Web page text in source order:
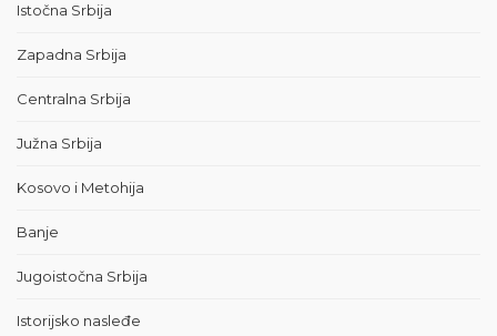
Istočna Srbija
Zapadna Srbija
Centralna Srbija
Južna Srbija
Kosovo i Metohija
Banje
Jugoistočna Srbija
Istorijsko nasleđe